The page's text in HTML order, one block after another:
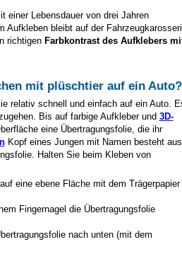
einer Lebensdauer von drei Jahren
Aufkleben bleibt auf der
richtigen Farbkontrast des Aufklebers
mit plüschtierauf ein Auto?
relativ schnell und einfach auf ein Auto.
Bis auf farbige Aufkleber und 3D-
eine Übertragungsfolie, die ihr
Kopf eines Jungen mit Namen besteht aus
Halten Sie beim Kleben von
eine ebene Fläche mit dem Trägerpapier
Fingernagel die Übertragungsfolie
nach unten (mit dem